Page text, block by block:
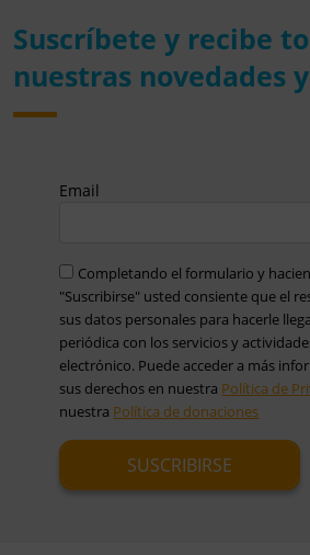
Suscríbete y recibe
nuestras novedades
Email
Completando el formulario y
"Suscribirse" usted consiente que el
sus datos personales para hacerle
periódica con los servicios y
electrónico. Puede acceder a más
sus derechos en nuestra Política de
nuestra Política de donaciones